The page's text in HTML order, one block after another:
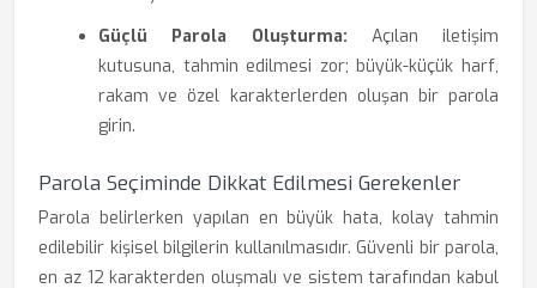
Güçlü Parola Oluşturma: Açılan iletişim
kutusuna, tahmin edilmesi zor; büyük-küçük harf,
rakam ve özel karakterlerden oluşan bir parola
girin.
Parola Seçiminde Dikkat Edilmesi Gerekenler
Parola belirlerken yapılan en büyük hata, kolay tahmin
edilebilir kişisel bilgilerin kullanılmasıdır. Güvenli bir parola,
en az 12 karakterden oluşmalı ve sistem tarafından kabul